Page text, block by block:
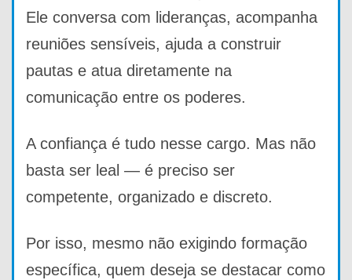
Ele conversa com lideranças, acompanha
reuniões sensíveis, ajuda a construir
pautas e atua diretamente na
comunicação entre os poderes.
A confiança é tudo nesse cargo. Mas não
basta ser leal — é preciso ser
competente, organizado e discreto.
Por isso, mesmo não exigindo formação
específica, quem deseja se destacar como